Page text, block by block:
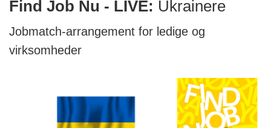
Find Job Nu - LIVE: Ukrainere
Jobmatch-arrangement for ledige og
virksomheder